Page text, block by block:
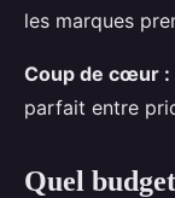
les marques
Coup de cœur :
parfait entre
Quel